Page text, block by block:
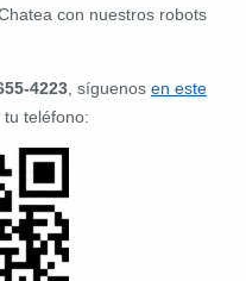
con nuestros robots
4223 , síguenos en este
teléfono: